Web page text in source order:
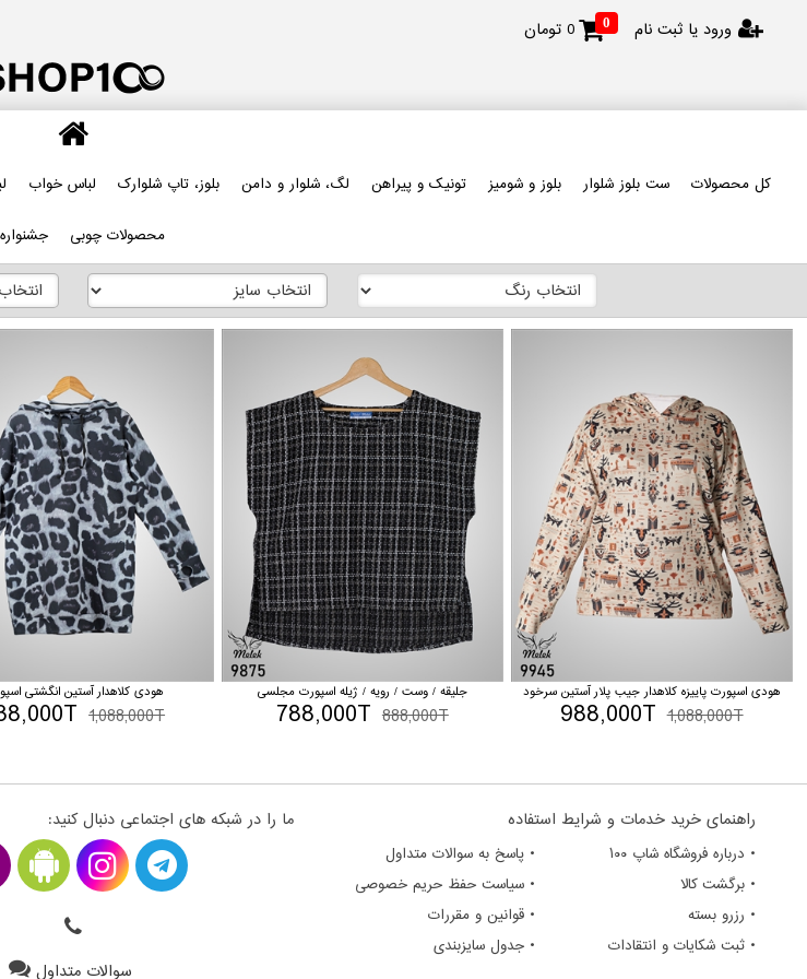
ورود یا ثبت نام 0
0 تومان
کل محصولات ست بلوز شلوار بلوز و شومیز تونیک و پیراهن لگ، شلوار و دامن بلوز، تاپ شلوارک لباس خواب
محصولات چوبی
هودی اسپورت پاییزه کلاهدار جیب پلار آستین سرخود
1,088,000T
988,000T
جلیقه / وست / رویه / ژیله اسپورت مجلسی
888,000T
788,000T
هودی کلاهدار آستین انگشتی
1,088,000T
راهنمای خرید خدمات و شرایط استفاده
• درباره فروشگاه شاپ ۱۰۰
• پاسخ به سوالات متداول
• برگشت کالا
• سیاست حفظ حریم خصوصی
• رزرو بسته
• قوانین و مقررات
• ثبت شکایات و انتقادات
• جدول سایزبندی
ما را در شبکه های اجتماعی دنبال کنید:
سوالات متداول